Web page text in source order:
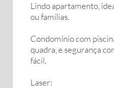
Lindo apartamento,
ou famílias.
Condomínio com
quadra, e segurança
fácil.
Laser: